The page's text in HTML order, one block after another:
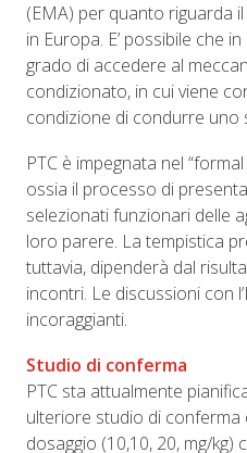
(EMA) per quanto riguarda
in Europa. E’ possibile che
grado di accedere al
condizionato, in cui viene
condizione di condurre uno
PTC è impegnata nel
ossia il processo di
selezionati funzionari delle
loro parere. La tempistica
tuttavia, dipenderà dal
incontri. Le discussioni con
incoraggianti.
Studio di conferma
PTC sta attualmente
ulteriore studio di
dosaggio (10,10, 20, mg/